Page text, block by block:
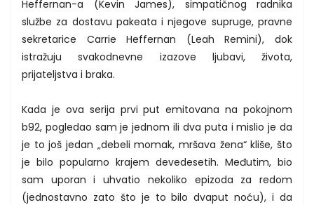
Heffernan-a (Kevin James), simpatičnog radnika
službe za dostavu pakeata i njegove supruge, pravne
sekretarice Carrie Heffernan (Leah Remini), dok
istražuju svakodnevne izazove ljubavi, života,
prijateljstva i braka.
Kada je ova serija prvi put emitovana na pokojnom
b92, pogledao sam je jednom ili dva puta i mislio je da
je to još jedan „debeli momak, mršava žena“ kliše, što
je bilo popularno krajem devedesetih. Međutim, bio
sam uporan i uhvatio nekoliko epizoda za redom
(jednostavno zato što je to bilo dvaput noću), i da